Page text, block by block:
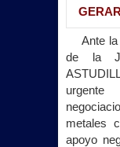
Ante la
de
la
metales
apoyo